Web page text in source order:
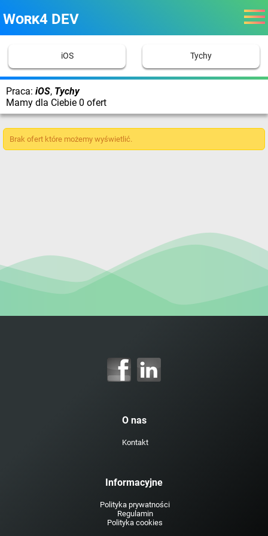
Work4 DEV
iOS Tychy
Praca: iOS, Tychy
Mamy dla Ciebie 0 ofert
Brak ofert które możemy wyświetlić.
O nas
Kontakt
Informacyjne
Polityka prywatności
Regulamin
Polityka cookies